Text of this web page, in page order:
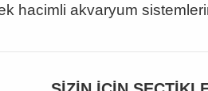
hacimli akvaryum